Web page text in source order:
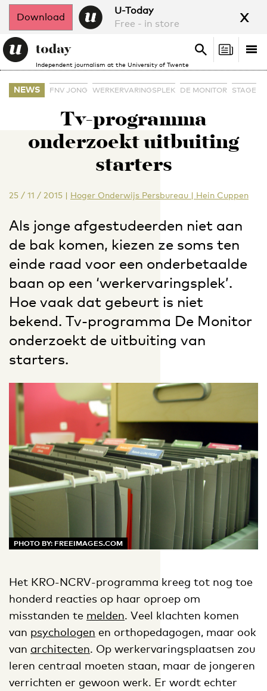
Download
U-Today
Free - in store
x
Independent journalism at the University of Twente
Search
Search
NEWS FNV JONG WERKERVARINGSPLEK DE MONITOR STAGE
Tv-programma
onderzoekt uitbuiting
starters
25 / 11 / 2015 | Hoger Onderwijs Persbureau | Hein Cuppen
Als jonge afgestudeerden niet aan
de bak komen, kiezen ze soms ten
einde raad voor een onderbetaalde
baan op een ‘werkervaringsplek’.
Hoe vaak dat gebeurt is niet
bekend. Tv-programma De Monitor
onderzoekt de uitbuiting van
starters.
PHOTO BY: FREEIMAGES.COM
Het KRO-NCRV-programma kreeg tot nog toe
honderd reacties op haar oproep om
misstanden te melden. Veel klachten komen
van psychologen en orthopedagogen, maar ook
van architecten. Op werkervaringsplaatsen zou
leren centraal moeten staan, maar de jongeren
verrichten er gewoon werk. Er wordt echter